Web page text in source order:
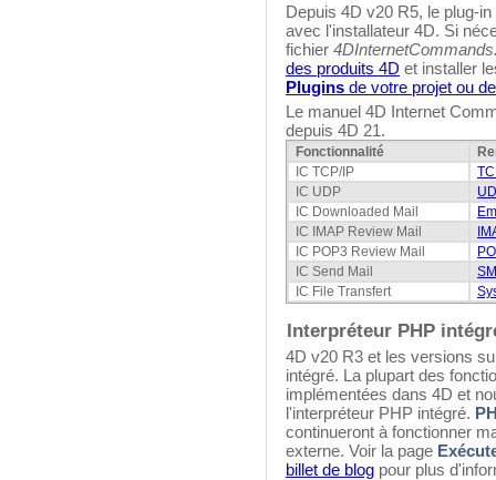
Depuis 4D v20 R5, le plug-in
avec l'installateur 4D. Si
fichier
des produits 4D et installer
Plugins de votre projet ou
Le manuel 4D Internet
depuis 4D 21.
Fonctionnalité
IC TCP/IP
IC UDP
IC Downloaded Mail
IC IMAP Review Mail
IC POP3 Review Mail
IC Send Mail
IC File Transfert
Interpréteur PHP
4D v20 R3 et les versions
intégré. La plupart des
implémentées dans 4D et
l'interpréteur PHP intégré.
continueront à fonctionner
externe. Voir la page
billet de blog pour plus